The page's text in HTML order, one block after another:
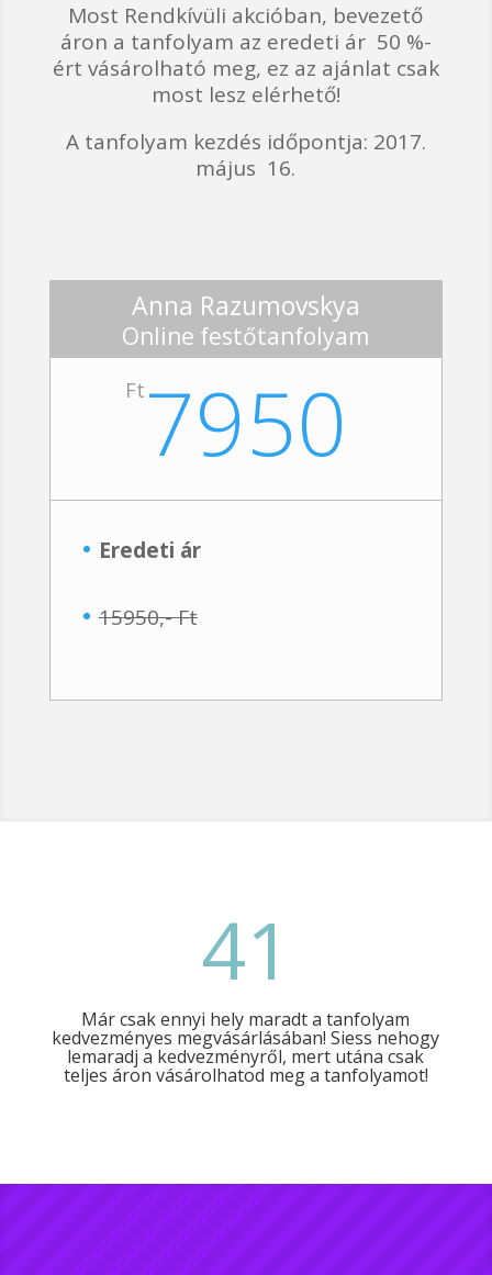
Most Rendkívüli akcióban, bevezető
áron a tanfolyam az eredeti ár 50 %-
ért vásárolható meg, ez az ajánlat csak
most lesz elérhető!
A tanfolyam kezdés időpontja: 2017.
május 16.
Anna Razumovskya
Online festőtanfolyam
Ft 7950
Eredeti ár
15950,- Ft
41
Már csak ennyi hely maradt a tanfolyam
kedvezményes megvásárlásában! Siess nehogy
lemaradj a kedvezményről, mert utána csak
teljes áron vásárolhatod meg a tanfolyamot!